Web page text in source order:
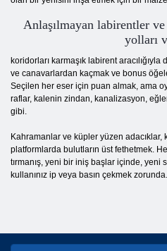
Anlaşılmayan labirentler
yolları
koridorları karmaşık labirent
ve canavarlardan kaçmak ve bonus
Seçilen her eser için puan almak, ama
raflar, kalenin zindan, kanalizasyon,
gibi.
Kahramanlar ve küpler yüzen
platformlarda bulutların üst fethetmek.
tırmanış, yeni bir iniş başlar içinde, yeni
kullanınız ip veya basın çekmek zorunda.